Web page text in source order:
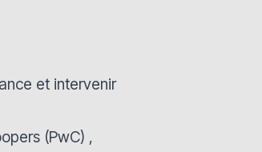
et intervenir
(PwC) ,